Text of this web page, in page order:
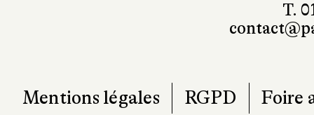
T.
Mentions légales RGPD Foire